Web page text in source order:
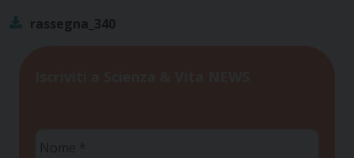
rassegna_340